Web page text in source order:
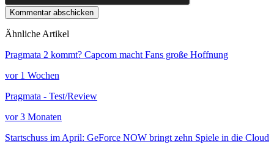
Kommentar abschicken
Ähnliche Artikel
Pragmata 2 kommt? Capcom macht Fans große Hoffnung
vor 1 Wochen
Pragmata - Test/Review
vor 3 Monaten
Startschuss im April: GeForce NOW bringt zehn Spiele in die Cloud